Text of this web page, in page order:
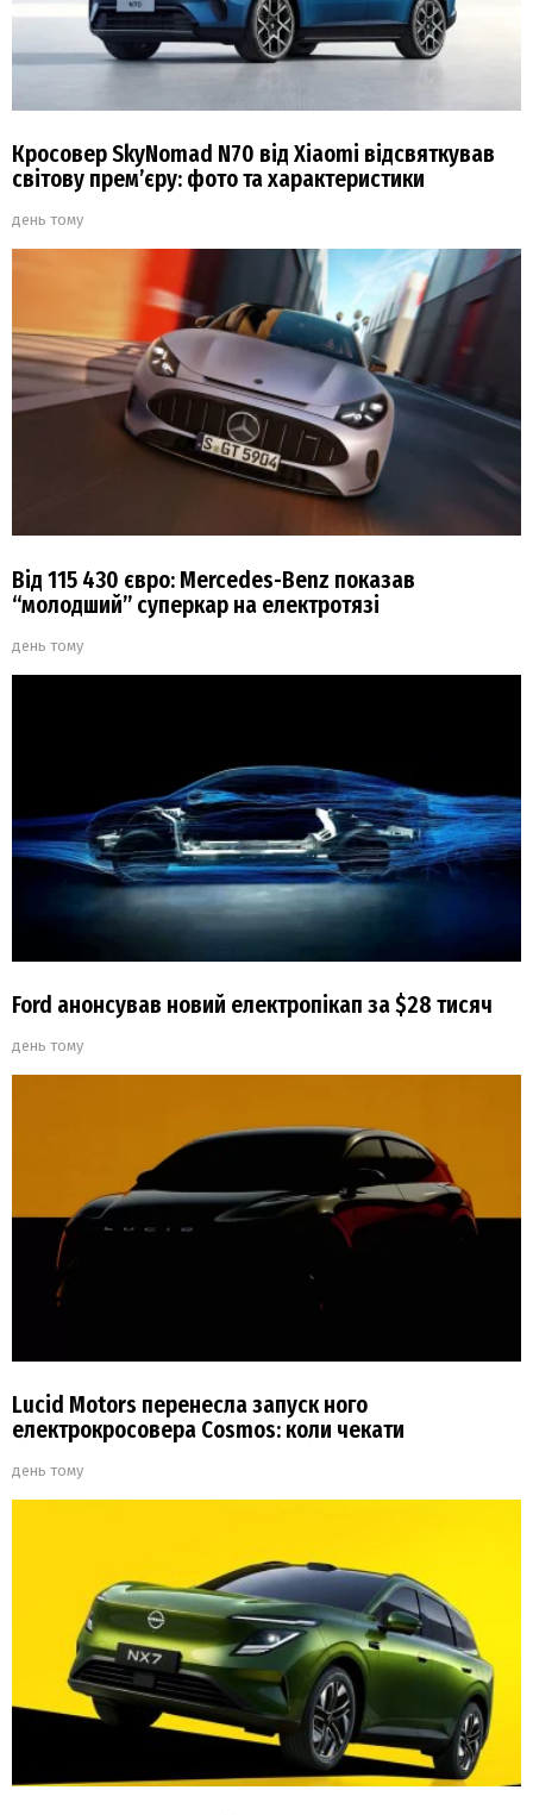
Кросовер SkyNomad N70 від Xiaomi відсвяткував
світову прем’єру: фото та характеристики
день тому
Від 115 430 євро: Mercedes-Benz показав
“молодший” суперкар на електротязі
день тому
Ford анонсував новий електропікап за $28 тисяч
день тому
Lucid Motors перенесла запуск ного
електрокросовера Cosmos: коли чекати
день тому